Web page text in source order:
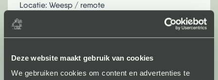
Deze website maakt gebruik van cookies
We gebruiken cookies om content en advertenties te
Locatie: Weesp / remote
Commerciële Stage
WoodYouCare is op zoek naar een dynamische
vorm van unieke Sales stage, verder uit te werken.
We hebben veel behoefte aan een getalenteerde